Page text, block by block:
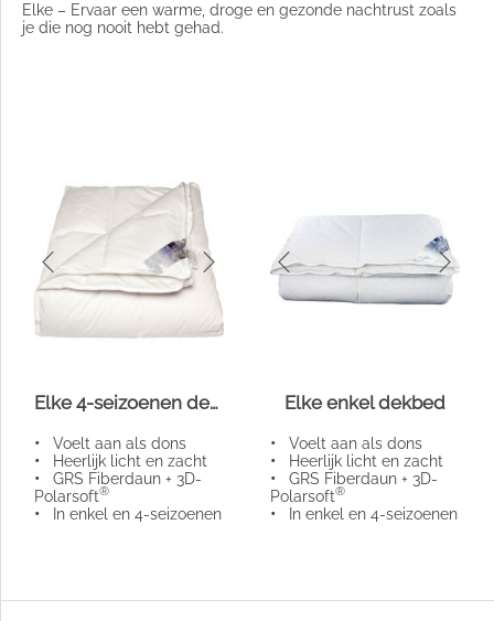
Elke – Ervaar een warme, droge en gezonde nachtrust zoals
je die nog nooit hebt gehad.
Elke 4-seizoenen dekbed
• Voelt aan als dons
• Heerlijk licht en zacht
• GRS Fiberdaun + 3D-
Polarsoft®
• In enkel en 4-seizoenen
Elke enkel dekbed
• Voelt aan als dons
• Heerlijk licht en zacht
• GRS Fiberdaun + 3D-
Polarsoft®
• In enkel en 4-seizoenen